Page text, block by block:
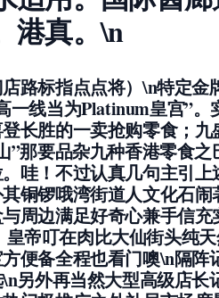
港真。\n
路标指点点将）\n特定
一线当为Platinum皇宫”
长胜的一卖抢购零食；
”那要品杂九种香港零食
哇！不过认真几句主引
铜锣哦湾街道人文化石
周边满足好奇心兼手信
帝叮在肉比大仙街头纯
便备全程也看门噢\n隔
另外再当然大型高级店